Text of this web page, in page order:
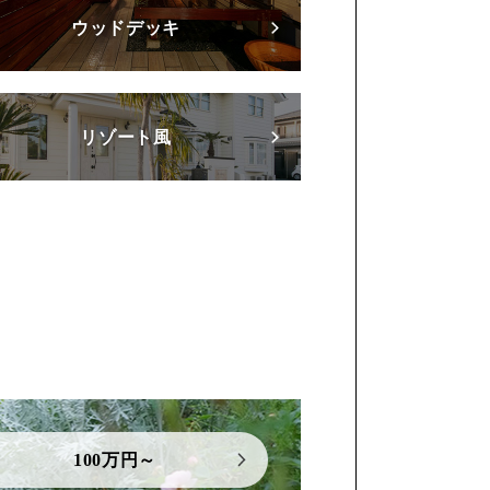
ウッドデッキ
リゾート風
100万円～